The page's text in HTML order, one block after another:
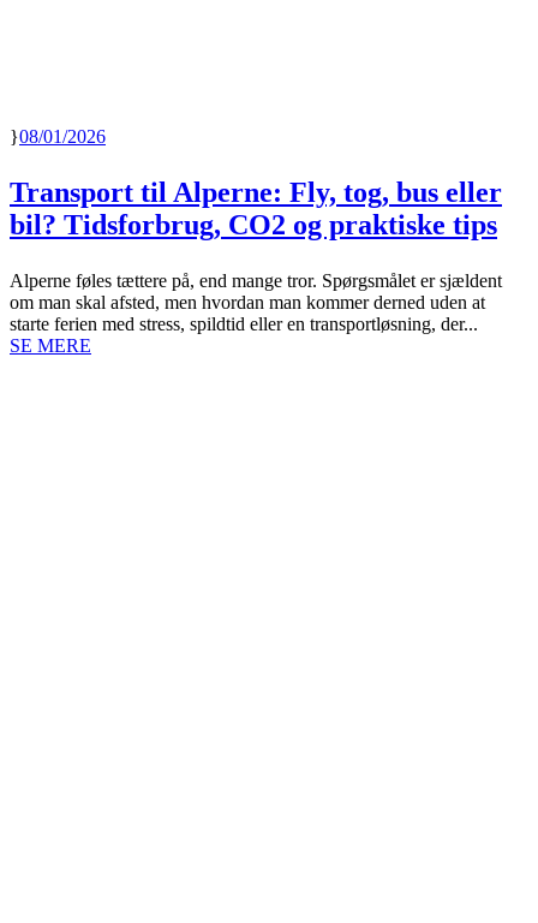
08/01/2026
Transport til Alperne: Fly, tog, bus eller
bil? Tidsforbrug, CO2 og praktiske tips
Alperne føles tættere på, end mange tror. Spørgsmålet er sjældent
om man skal afsted, men hvordan man kommer derned uden at
starte ferien med stress, spildtid eller en transportløsning, der...
SE MERE